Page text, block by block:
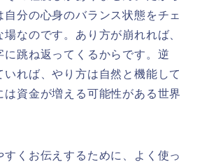
自分の心身のバランス状態をチェ
なのです。あり方が崩れれば、
に跳ね返ってくるからです。逆
いれば、やり方は自然と機能して
は資金が増える可能性がある世界
すくお伝えするために、よく使っ